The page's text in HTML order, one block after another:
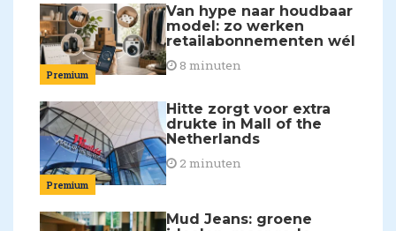
Premium
Van hype naar houdbaar
model: zo werken
retailabonnementen wél
8 minuten
Premium
Hitte zorgt voor extra
drukte in Mall of the
Netherlands
2 minuten
Mud Jeans: groene